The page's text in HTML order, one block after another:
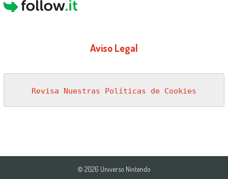
Aviso Legal
Revisa Nuestras Políticas de Cookies
© 2026 Universo Nintendo